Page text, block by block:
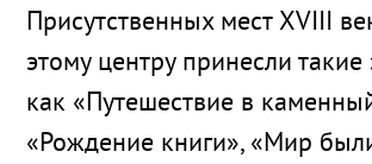
Присутственных мест XVIII
этому центру принесли такие
как «Путешествие в
«Рождение книги», «Мир